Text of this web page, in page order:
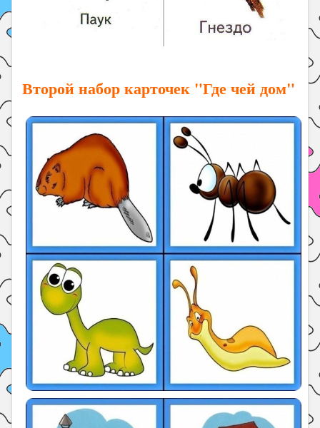
Второй набор карточек "Где чей дом"